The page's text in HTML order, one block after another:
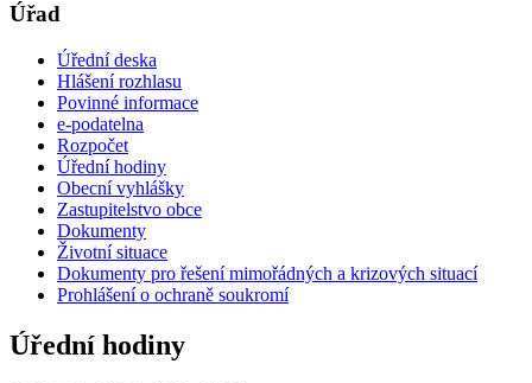
Úřad
Úřední deska
Hlášení rozhlasu
Povinné informace
e-podatelna
Rozpočet
Úřední hodiny
Obecní vyhlášky
Zastupitelstvo obce
Dokumenty
Životní situace
Dokumenty pro řešení mimořádných a krizových situací
Prohlášení o ochraně soukromí
Úřední hodiny